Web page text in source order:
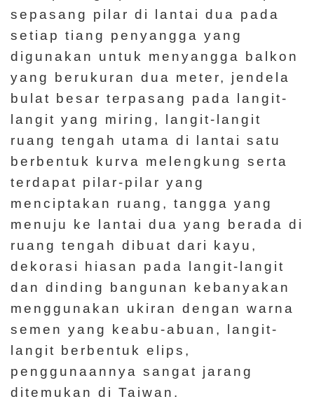
H
a
l
a
m
a
n
U
t
a
m
P
e
t
a
S
i
t
sepasang pilar di lantai dua pada
setiap tiang penyangga yang
digunakan untuk menyangga balkon
yang berukuran dua meter, jendela
bulat besar terpasang pada langit-
langit yang miring, langit-langit
ruang tengah utama di lantai satu
berbentuk kurva melengkung serta
terdapat pilar-pilar yang
menciptakan ruang, tangga yang
menuju ke lantai dua yang berada di
ruang tengah dibuat dari kayu,
dekorasi hiasan pada langit-langit
dan dinding bangunan kebanyakan
menggunakan ukiran dengan warna
semen yang keabu-abuan, langit-
langit berbentuk elips,
penggunaannya sangat jarang
ditemukan di Taiwan.